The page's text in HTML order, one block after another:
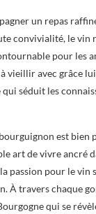
un repas
convivialité, le vin
pour les
vieillir avec grâce
séduit les
est bien
art de vivre ancré
passion pour le vin
À travers chaque
qui se